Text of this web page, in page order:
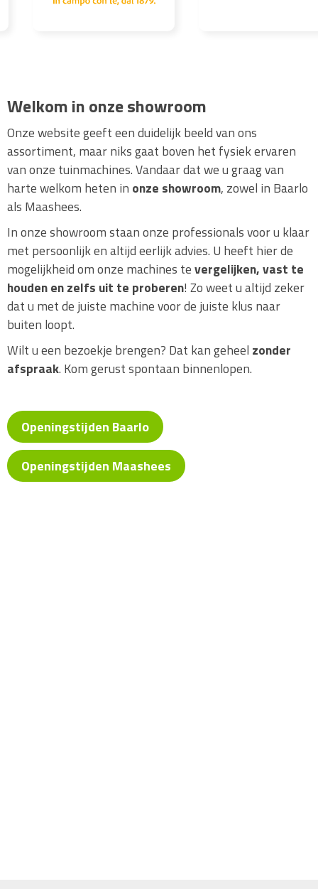
Welkom in onze showroom
Onze website geeft een duidelijk beeld van ons
assortiment, maar niks gaat boven het fysiek ervaren
van onze tuinmachines. Vandaar dat we u graag van
harte welkom heten in onze showroom, zowel in Baarlo
als Maashees.
In onze showroom staan onze professionals voor u klaar
met persoonlijk en altijd eerlijk advies. U heeft hier de
mogelijkheid om onze machines tevergelijken, vast te
houden en zelfs uit te proberen! Zo weet u altijd zeker
dat u met de juiste machine voor de juiste klus naar
buiten loopt.
Wilt u een bezoekje brengen? Dat kan geheel zonder
afspraak. Kom gerust spontaan binnenlopen.
Openingstijden Baarlo
Openingstijden Maashees